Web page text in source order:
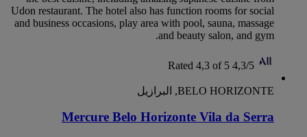
Udon restaurant. The hotel also has function rooms for social
and business occasions, play area with pool, sauna, massage
and beauty salon, and gym.
4,3/5
Rated 4,3 of 5
BELO HORIZONTE, البرازيل
Mercure Belo Horizonte Vila da Serra